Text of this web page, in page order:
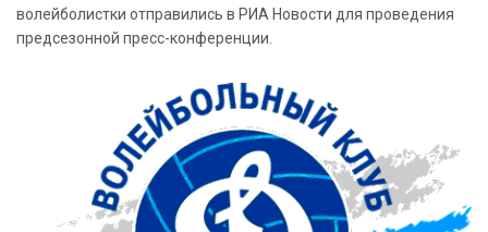
волейболистки отправились в РИА Новости для проведения
предсезонной пресс-конференции.